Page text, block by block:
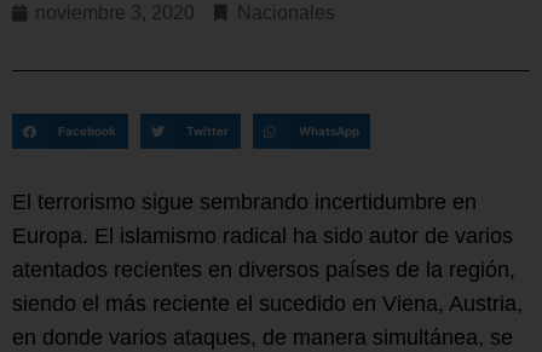
noviembre 3, 2020 Nacionales
Facebook Twitter WhatsApp
El terrorismo sigue sembrando incertidumbre en
Europa. El islamismo radical ha sido autor de varios
atentados recientes en diversos países de la región,
siendo el más reciente el sucedido en Viena, Austria,
en donde varios ataques, de manera simultánea, se